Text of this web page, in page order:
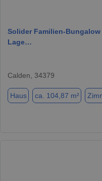
Solider Familien-
Lage…
Calden, 34379
Haus ca. 104,87 m²